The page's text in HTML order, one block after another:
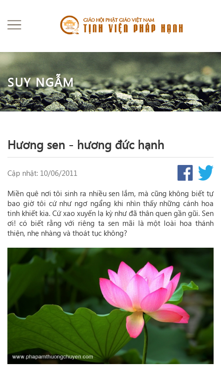
SUY NGẪM
Hương sen - hương đức hạnh
Cập nhật: 10/06/2011
Miền quê nơi tôi sinh ra nhiều sen lắm, mà cũng không biết tự
bao giờ tôi cứ như ngơ ngẩng khi nhìn thấy những cánh hoa
tinh khiết kia. Cứ xao xuyến lạ kỳ như đã thân quen gần gũi. Sen
ơi! có biết rằng với riêng ta sen mãi là một loài hoa thánh
thiện, nhẹ nhàng và thoát tục không?